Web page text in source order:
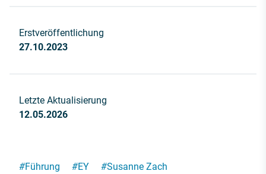
Erstveröffentlichung
27.10.2023
Letzte Aktualisierung
12.05.2026
#Führung #EY #Susanne Zach